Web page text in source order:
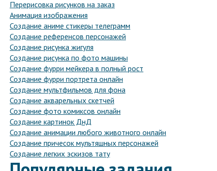
Перерисовка рисунков на заказ
Анимация изображения
Создание аниме стикеры телеграмм
Создание референсов персонажей
Создание рисунка жигуля
Создание рисунка по фото машины
Создание фурри мейкера в полный рост
Создание фурри портрета онлайн
Создание мультфильмов для фона
Создание акварельных скетчей
Создание фото комиксов онлайн
Создание картинок ДнД
Создание анимации любого животного онлайн
Создание причесок мультяшных персонажей
Создание легких эскизов тату